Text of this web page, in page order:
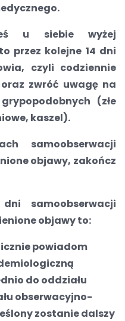
u siebie wyżej
przez kolejne 14 dni
czyli codziennie
zwróć uwagę na
(złe
kaszel).
samoobserwacji
objawy, zakończ
samoobserwacji
objawy to:
powiadom
do oddziału
obserwacyjno-
zostanie dalszy